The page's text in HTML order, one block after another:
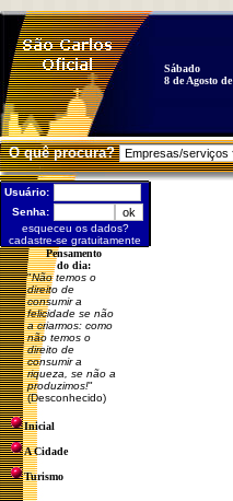
Sábado
8 de Agosto
O quê procura?
Usuário:
Senha:
esqueceu os dados?
cadastre-se gratuitamente
Pensamento
do dia:
"Não temos o
direito de
consumir a
felicidade se não
a criarmos: como
não temos o
direito de
consumir a
riqueza, se não a
produzimos!"
(Desconhecido)
Inicial
A Cidade
Turismo